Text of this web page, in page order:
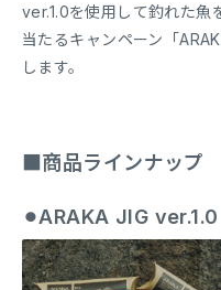
ver.1.0を使用して釣れた魚
当たるキャンペーン「
します。
■商品ラインナップ
⚫︎ARAKA JIG ver.1.0